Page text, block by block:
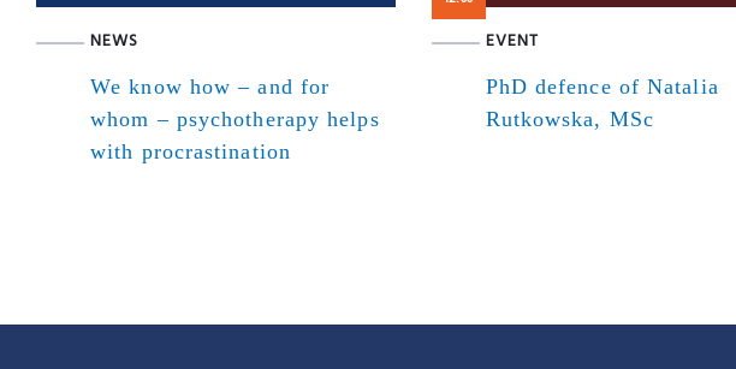
NEWS
We know how – and for
whom – psychotherapy helps
with procrastination
EVENT
PhD defence of Natalia
Rutkowska, MSc